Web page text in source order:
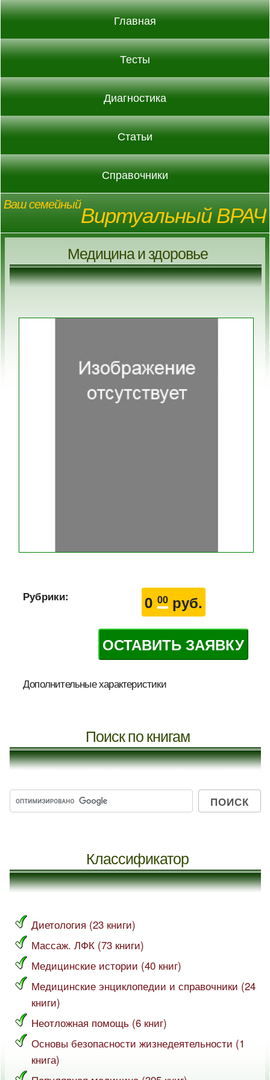
Главная
Тесты
Диагностика
Статьи
Справочники
Ваш семейныйВиртуальный ВРАЧ
Медицина и здоровье
0 00руб.
ОСТАВИТЬ ЗАЯВКУ
Рубрики:
Дополнительные характеристики
Поиск по книгам
Классификатор
Диетология (23 книги)
Массаж. ЛФК (73 книги)
Медицинские истории (40 книг)
Медицинские энциклопедии и справочники (24
книги)
Неотложная помощь (6 книг)
Основы безопасности жизнедеятельности (1
книга)